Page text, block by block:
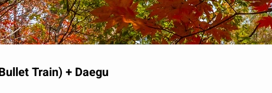
Train) + Daegu